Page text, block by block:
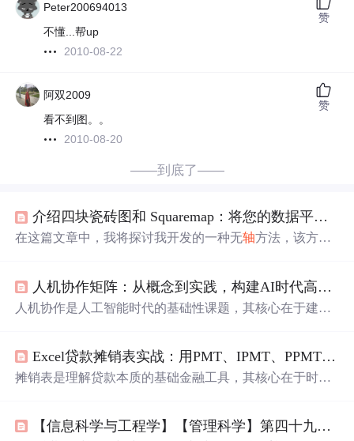
Peter200694013
不懂...帮up
2010-08-22
赞
阿双2009
看不到图。。
2010-08-20
赞
——到底了——
介绍四块瓷砖图和 Squaremap：将您的数据平方化
在这篇文章中，我将探讨我开发的一种无轴方法，该方法
希望它能为其他可能有用的技术和可视化提供有趣的教
程。到这篇文章结束时，我们将要实现的目标是考虑标准
在它们内部呈现一组相似形状的值！
人机协作矩阵：从概念到实践，构建AI时代高效协作框架
人机协作是人工智能时代的基础性课题，其核心在于建立
于对称性设计，通过人类对机器的协作度与机器对人的协
作度两个维度，构建出诊断与评估协作模式的矩阵模型。
实问题提供了结构化工具。在应用场景上，它广泛适用于
Excel贷款摊销表实战：用PMT、IPMT、PPMT构建财务自主权
摊销表是理解贷款本质的基础金融工具，其核心在于时间
别剥离当期利息与本金，真实反映债务清偿结构。这种建
【信息科学与工程学】【管理科学】第四十九篇 董事 / 监事 / 高级管理人员 / 实际控制人的核心信息/知识/权力差01